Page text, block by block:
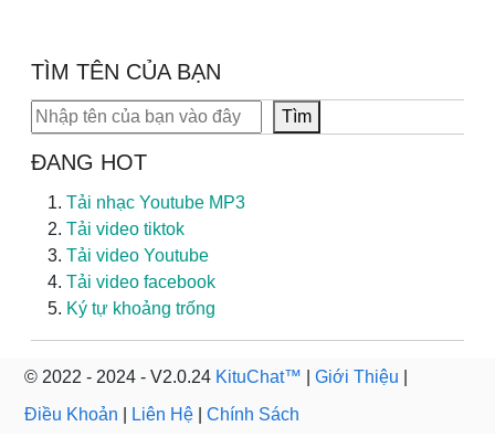
TÌM TÊN CỦA BẠN
Tìm kiếm Tìm
ĐANG HOT
Tải nhạc Youtube MP3
Tải video tiktok
Tải video Youtube
Tải video facebook
Ký tự khoảng trống
© 2022 - 2024 - V2.0.24 KituChat™ Giới Thiệu
Điều Khoản
Liên Hệ Chính Sách